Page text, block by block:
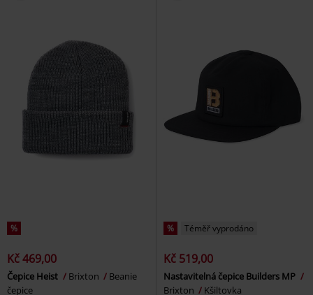
%
Kč 469,00
Čepice Heist Brixton
Beanie
čepice
% Téměř vyprodáno
Kč 519,00
Nastavitelná čepice Builders MP
Brixton
Kšiltovka